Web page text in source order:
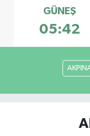
GÜNEŞ
05:42